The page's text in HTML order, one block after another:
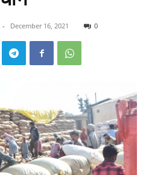
- December 16, 2021 0